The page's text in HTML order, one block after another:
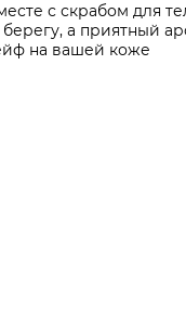
с скрабом для
а приятный
на вашей коже